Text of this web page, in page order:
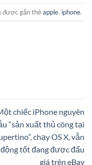
được gắn thẻapple, iphone.
chiếc iPhone nguyên
“sản xuất thủ công tại
chạy OS X, vẫn
tốt đang được đấu
giá trên eBay